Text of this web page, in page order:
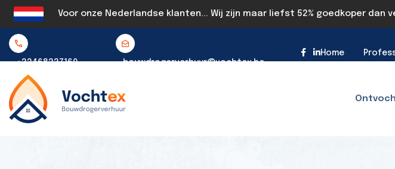
Voor onze Nederlandse klanten... Wij zijn maar liefst 52% goedkoper dan
+32468337160 bouwdrogerverhuur@vochtex.be
Home